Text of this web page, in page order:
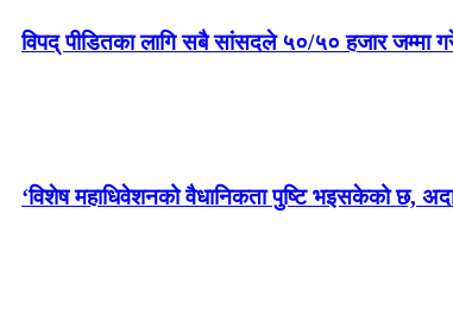
विपद् पीडितका लागि सबै सांसदले ५०/५० हजार जम्मा
‘विशेष महाधिवेशनको वैधानिकता पुष्टि भइसकेको छ,